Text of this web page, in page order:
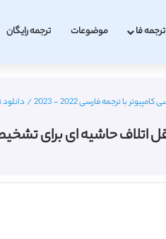
ترجمه فا موضوعات ترجمه رایگان
با ترجمه فارسی 2022 - 2023 / دانلود
حاشیه ای برای تشخیص چهره عمیق